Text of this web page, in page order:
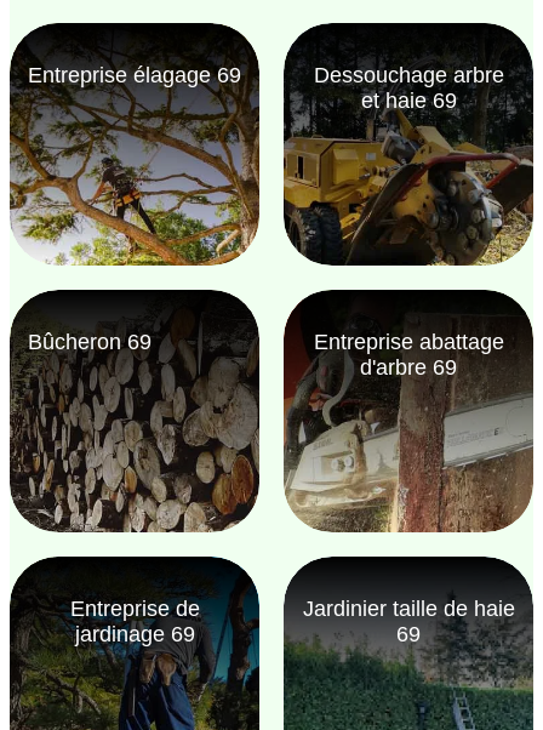
Entreprise élagage 69
Dessouchage arbre
et haie 69
Bûcheron 69
Entreprise abattage
d'arbre 69
Entreprise de
jardinage 69
Jardinier taille de haie
69